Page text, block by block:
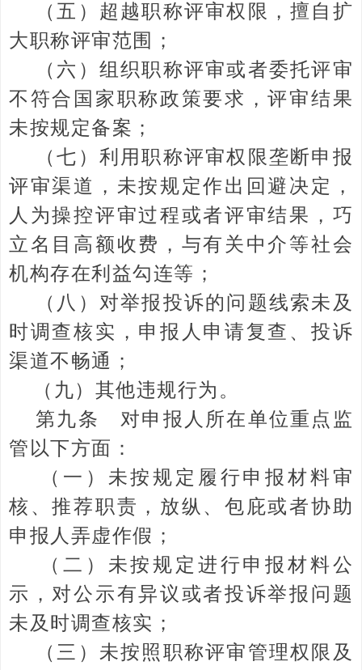
（五）超越职称评审权限，擅自扩
大职称评审范围；
（六）组织职称评审或者委托评审
不符合国家职称政策要求，评审结果
未按规定备案；
（七）利用职称评审权限垄断申报
评审渠道，未按规定作出回避决定，
人为操控评审过程或者评审结果，巧
立名目高额收费，与有关中介等社会
机构存在利益勾连等；
（八）对举报投诉的问题线索未及
时调查核实，申报人申请复查、投诉
渠道不畅通；
（九）其他违规行为。
第九条 对申报人所在单位重点监
管以下方面：
（一）未按规定履行申报材料审
核、推荐职责，放纵、包庇或者协助
申报人弄虚作假；
（二）未按规定进行申报材料公
示，对公示有异议或者投诉举报问题
未及时调查核实；
（三）未按照职称评审管理权限及